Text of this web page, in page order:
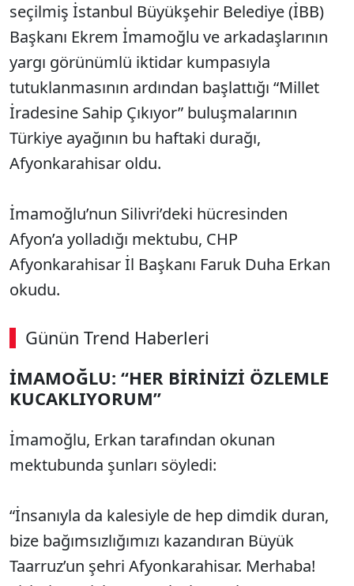
seçilmiş İstanbul Büyükşehir Belediye (İBB)
Başkanı Ekrem İmamoğlu ve arkadaşlarının
yargı görünümlü iktidar kumpasıyla
tutuklanmasının ardından başlattığı “Millet
İradesine Sahip Çıkıyor” buluşmalarının
Türkiye ayağının bu haftaki durağı,
Afyonkarahisar oldu.
İmamoğlu’nun Silivri’deki hücresinden
Afyon’a yolladığı mektubu, CHP
Afyonkarahisar İl Başkanı Faruk Duha Erkan
okudu.
Günün Trend Haberleri
00:02 / 03:53
Sesi Aç
İMAMOĞLU: “HER BİRİNİZİ ÖZLEMLE
KUCAKLIYORUM”
İmamoğlu, Erkan tarafından okunan
mektubunda şunları söyledi:
“İnsanıyla da kalesiyle de hep dimdik duran,
bize bağımsızlığımızı kazandıran Büyük
Taarruz’un şehri Afyonkarahisar. Merhaba!